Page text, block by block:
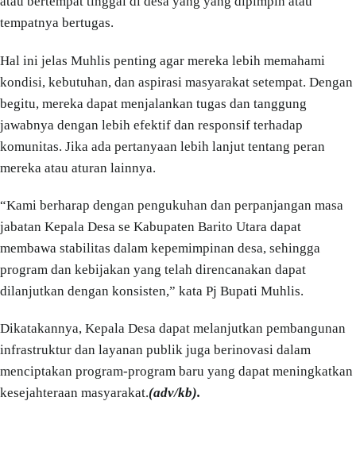
tempatnya bertugas.
Hal ini jelas Muhlis penting agar mereka lebih memahami
kondisi, kebutuhan, dan aspirasi masyarakat setempat. Dengan
begitu, mereka dapat menjalankan tugas dan tanggung
jawabnya dengan lebih efektif dan responsif terhadap
komunitas. Jika ada pertanyaan lebih lanjut tentang peran
mereka atau aturan lainnya.
“Kami berharap dengan pengukuhan dan perpanjangan masa
jabatan Kepala Desa se Kabupaten Barito Utara dapat
membawa stabilitas dalam kepemimpinan desa, sehingga
program dan kebijakan yang telah direncanakan dapat
dilanjutkan dengan konsisten,” kata Pj Bupati Muhlis.
Dikatakannya, Kepala Desa dapat melanjutkan pembangunan
infrastruktur dan layanan publik juga berinovasi dalam
menciptakan program-program baru yang dapat meningkatkan
kesejahteraan masyarakat.(adv/kb).